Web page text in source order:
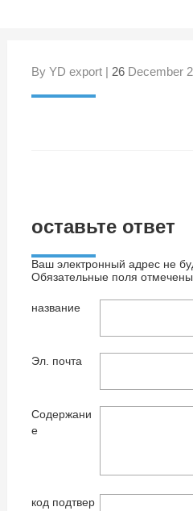
By YD export | 26December
оставьте ответ
Ваш электронный адрес не
Обязательные поля
название
Эл. почта
Содержани
е
код подтвер